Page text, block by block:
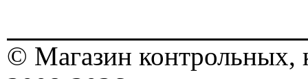
© Магазин контрольных,